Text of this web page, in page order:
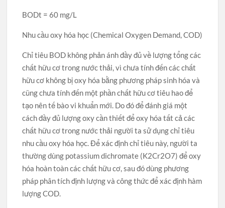
BODt = 60 mg/L
Nhu cầu oxy hóa học (Chemical Oxygen Demand, COD)
Chỉ tiêu BOD không phản ánh đầy đủ về lượng tổng các
chất hữu cơ trong nước thải, vì chưa tính đến các chất
hữu cơ không bị oxy hóa bằng phương pháp sinh hóa và
cũng chưa tính đến một phần chất hữu cơ tiêu hao để
tạo nên tế bào vi khuẩn mới. Do đó để đánh giá một
cách đầy đủ lượng oxy cần thiết để oxy hóa tất cả các
chất hữu cơ trong nước thải người ta sử dụng chỉ tiêu
nhu cầu oxy hóa học. Để xác định chỉ tiêu này, người ta
thường dùng potassium dichromate (K2Cr2O7) để oxy
hóa hoàn toàn các chất hữu cơ, sau đó dùng phương
pháp phân tích định lượng và công thức để xác định hàm
lượng COD.